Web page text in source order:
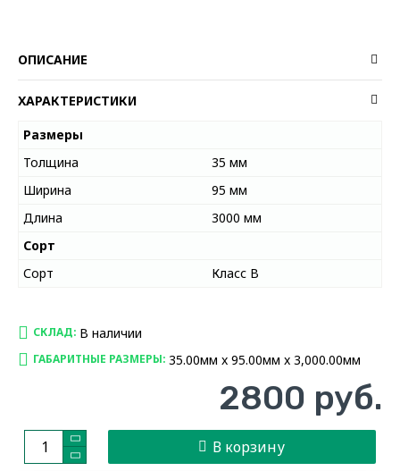
ОПИСАНИЕ
ХАРАКТЕРИСТИКИ
Размеры
Толщина
35 мм
Ширина
95 мм
Длина
3000 мм
Сорт
Сорт
Класс В
СКЛАД: В наличии
ГАБАРИТНЫЕ РАЗМЕРЫ: 35.00мм x 95.00мм x 3,000.00мм
2800 руб.
В корзину